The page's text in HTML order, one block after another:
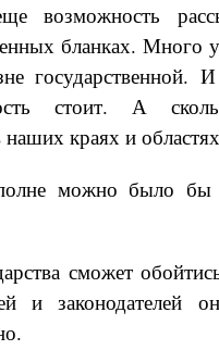
возможность
бланках. Много
государственной.
стоит. А
наших краях и
можно было бы
сможет
и законодателей